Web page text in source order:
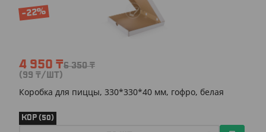
-22%
4 950 ₸6 350₸
(99 ₸/ШТ)
Коробка для пиццы, 330*330*40 мм, гофро, белая
КОР (50)